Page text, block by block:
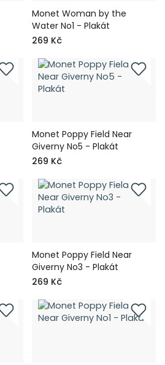
Monet Woman by the
Water No1 - Plakát
269 Kč
Monet Poppy Field Near
Giverny No5 - Plakát
269 Kč
Monet Poppy Field Near
Giverny No3 - Plakát
269 Kč